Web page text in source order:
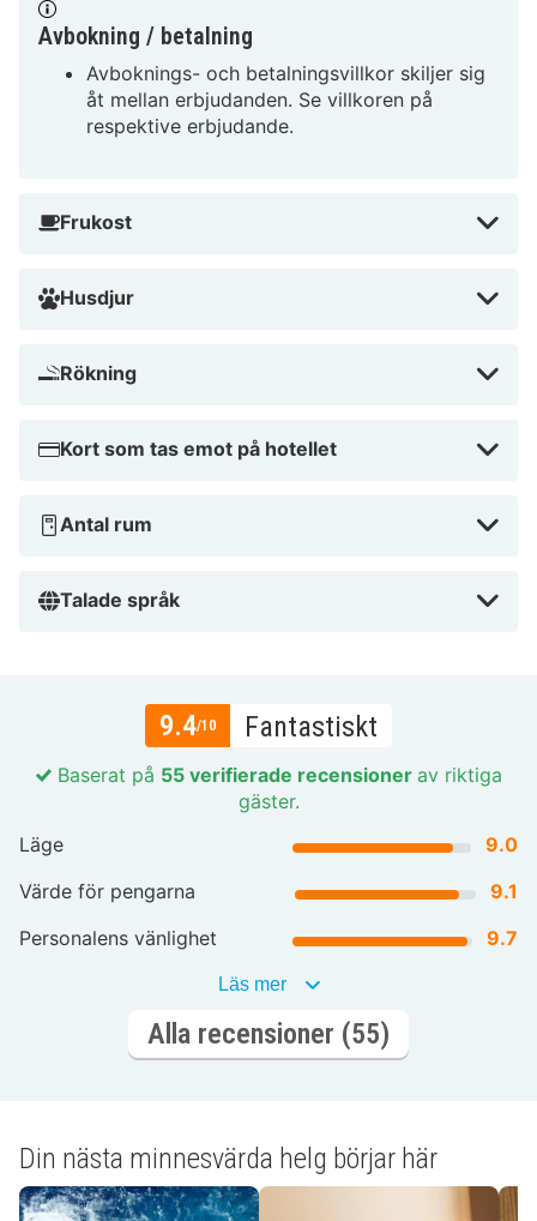
Avbokning / betalning
Avboknings- och betalningsvillkor skiljer sig
åt mellan erbjudanden. Se villkoren på
respektive erbjudande.
Frukost
Husdjur
Rökning
Kort som tas emot på hotellet
Antal rum
Talade språk
9.4/10 Fantastiskt
Baserat på 55 verifierade recensioner av riktiga
gäster.
Läge
9.0
Värde för pengarna
9.1
Personalens vänlighet
9.7
Läs mer
Alla recensioner (55)
Din nästa minnesvärda helg börjar här